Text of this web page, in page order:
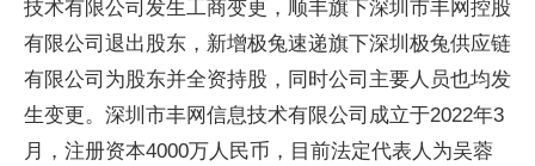
技术有限公司发生工商变更，顺丰旗下深圳市丰网控股
有限公司退出股东，新增极兔速递旗下深圳极兔供应链
有限公司为股东并全资持股，同时公司主要人员也均发
生变更。深圳市丰网信息技术有限公司成立于2022年3
月，注册资本4000万人民币，目前法定代表人为吴蓉